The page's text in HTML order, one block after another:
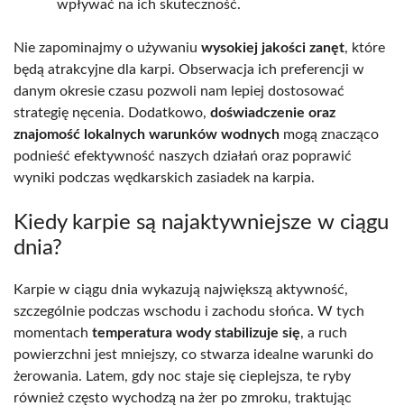
wpływać na ich skuteczność.
Nie zapominajmy o używaniu wysokiej jakości zanęt, które
będą atrakcyjne dla karpi. Obserwacja ich preferencji w
danym okresie czasu pozwoli nam lepiej dostosować
strategię nęcenia. Dodatkowo, doświadczenie oraz
znajomość lokalnych warunków wodnych mogą znacząco
podnieść efektywność naszych działań oraz poprawić
wyniki podczas wędkarskich zasiadek na karpia.
Kiedy karpie są najaktywniejsze w ciągu
dnia?
Karpie w ciągu dnia wykazują największą aktywność,
szczególnie podczas wschodu i zachodu słońca. W tych
momentach temperatura wody stabilizuje się, a ruch
powierzchni jest mniejszy, co stwarza idealne warunki do
żerowania. Latem, gdy noc staje się cieplejsza, te ryby
również często wychodzą na żer po zmroku, traktując